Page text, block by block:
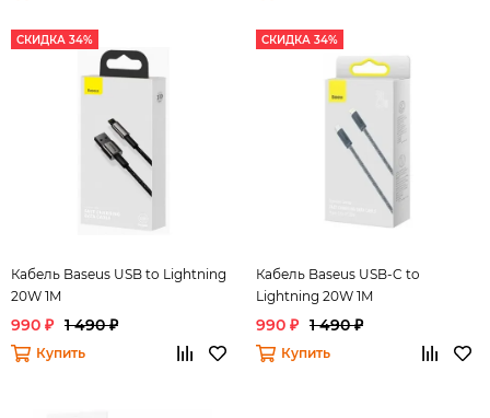
СКИДКА 34%
Кабель Baseus USB to Lightning
20W 1M
990 ₽ 1 490 ₽
Купить
СКИДКА 34%
Кабель Baseus USB-C to
Lightning 20W 1M
990 ₽ 1 490 ₽
Купить